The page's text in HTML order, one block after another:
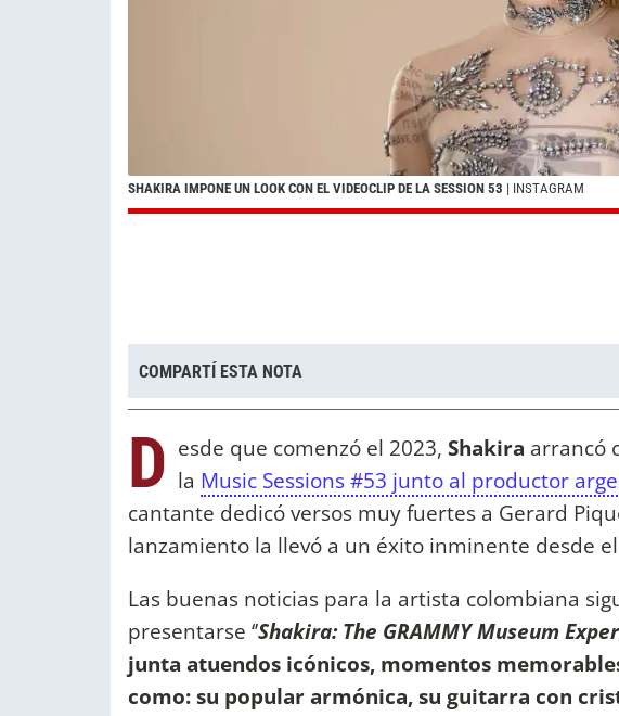
SHAKIRA IMPONE UN LOOK CON EL VIDEOCLIP DE LA SESSION 53 | INSTAGRAM
COMPARTÍ ESTA NOTA
D esde que comenzó el 2023, Shakira arrancó
la Music Sessions #53 junto al productor
cantante dedicó versos muy fuertes a Gerard
lanzamiento la llevó a un éxito inminente desde
Las buenas noticias para la artista colombiana
presentarse ‘’Shakira: The GRAMMY Museum
junta atuendos icónicos, momentos
como: su popular armónica, su guitarra con